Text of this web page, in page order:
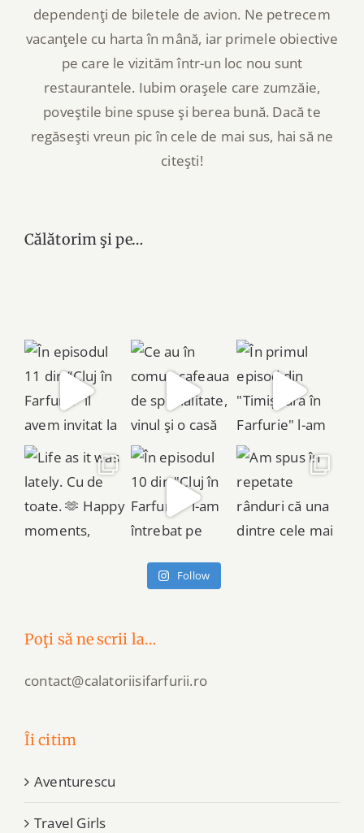
dependenţi de biletele de avion. Ne petrecem
vacanţele cu harta în mână, iar primele obiective
pe care le vizităm într-un loc nou sunt
restaurantele. Iubim oraşele care zumzăie,
poveştile bine spuse şi berea bună. Dacă te
regăseşti vreun pic în cele de mai sus, hai să ne
citeşti!
Călătorim şi pe…
Follow
Poţi să ne scrii la…
contact@calatoriisifarfurii.ro
Îi citim
Aventurescu
Travel Girls